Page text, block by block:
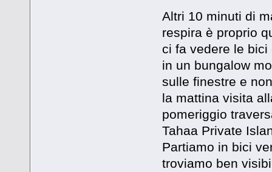
Altri 10 minuti di
respira è proprio
ci fa vedere le
in un bungalow
sulle finestre e
la mattina visita
pomeriggio
Tahaa Private
Partiamo in bici
troviamo ben